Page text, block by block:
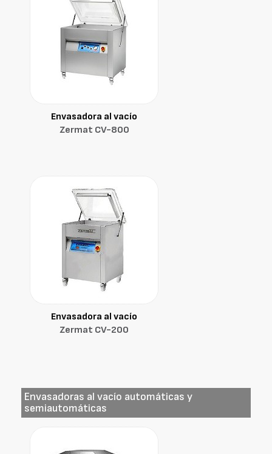
Envasadora al vacío
Zermat CV-800
Envasadora al vacío
Zermat CV-200
Envasadoras al vacío automáticas y
semiautomáticas